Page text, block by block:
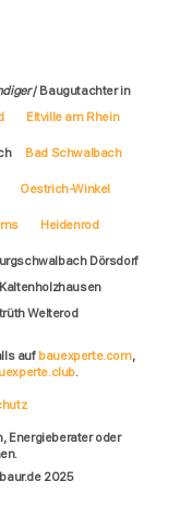
/ Baugutachter in
Eltville am Rhein
Bad Schwalbach
Oestrich-Winkel
Heidenrod
Dörsdorf
Welterod
auf bauexperte.com,
.
Energieberater oder
2025